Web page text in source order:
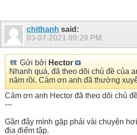
chithanh said:
03-07-2021 09:29 PM
Gửi bởi Hector
Nhanh quá, đã theo dõi chủ đề của
năm rồi. Cám ơn anh đã thường
Cảm ơn anh Hector đã theo dõi chủ
---
Gần đây mình gặp phải vài chuyện
địa điểm tập.